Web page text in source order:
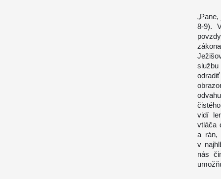
8-9).
vidí
vtláča
a rán,
v
nás